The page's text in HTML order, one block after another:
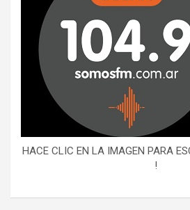
HACE CLIC EN LA IMAGEN PARA
!